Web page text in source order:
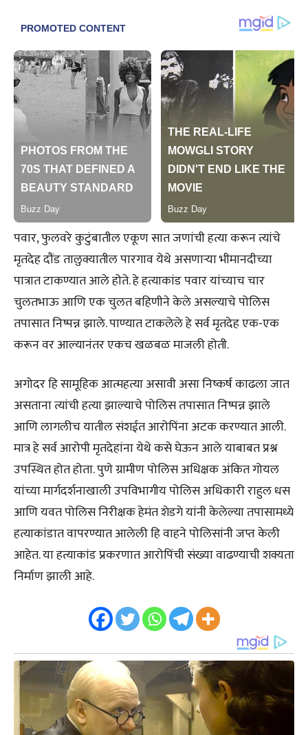
पवार, फुलवरे कुटुंबातील एकूण सात जणांची हत्या करून त्यांचे
मृतदेह दौंड तालुक्यातील पारगाव येथे असणाऱ्या भीमानदीच्या
पात्रात टाकण्यात आले होते. हे हत्याकांड पवार यांच्याच चार
चुलतभाऊ आणि एक चुलत बहिणीने केले असल्याचे पोलिस
तपासात निष्पन्न झाले. पाण्यात टाकलेले हे सर्व मृतदेह एक-एक
करून वर आल्यानंतर एकच खळबळ माजली होती.
अगोदर हि सामूहिक आत्महत्या असावी असा निष्कर्ष काढला जात
असताना त्यांची हत्या झाल्याचे पोलिस तपासात निष्पन्न झाले
आणि लागलीच यातील संशईत आरोपिंना अटक करण्यात आली.
मात्र हे सर्व आरोपी मृतदेहांना येथे कसे घेऊन आले याबाबत प्रश्न
उपस्थित होत होता. पुणे ग्रामीण पोलिस अधिक्षक अंकित गोयल
यांच्या मार्गदर्शनाखाली उपविभागीय पोलिस अधिकारी राहुल धस
आणि यवत पोलिस निरीक्षक हेमंत शेडगे यांनी केलेल्या तपासामध्ये
हत्याकांडात वापरण्यात आलेली हि वाहने पोलिसांनी जप्त केली
आहेत. या हत्याकांड प्रकरणात आरोपिंची संख्या वाढण्याची शक्यता
निर्माण झाली आहे.